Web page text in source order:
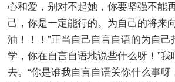
心和爱，别对不起她，你要坚强不能
己，你是一定能行的。为自己的将来
油！！！”正当自己自言自语的为自己
学，你在自言自语地说些什么呀！”我
去。“你是谁我自言自语关你什么事